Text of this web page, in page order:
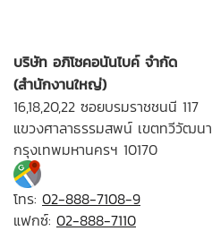
บริษัท อภิโชคอนันไบค์ จำกัด
(สำนักงานใหญ่)
16,18,20,22 ซอยบรมราชชนนี 117
แขวงศาลาธรรมสพน์ เขตทวีวัฒนา
กรุงเทพมหานครฯ 10170
โทร: 02-888-7108-9
แฟกซ์: 02-888-7110